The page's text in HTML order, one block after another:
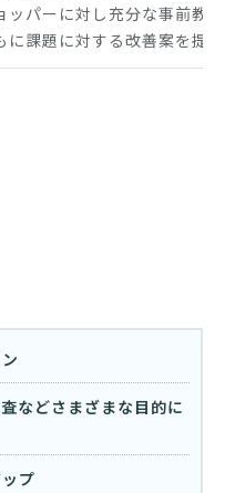
ッパーに対し充分な事前教育
課題に対する改善案を提案
などさまざまな目的に
プ